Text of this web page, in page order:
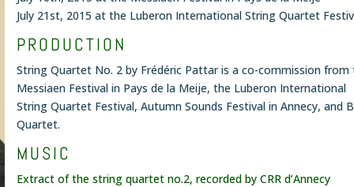
July 21st, 2015 at the Luberon International String Quartet
PRODUCTION
String Quartet No. 2 by Frédéric Pattar is a co-commission from
Messiaen Festival in Pays de la Meije, the Luberon International
String Quartet Festival, Autumn Sounds Festival in Annecy, and
Quartet.
MUSIC
Extract of the string quartet no.2, recorded by CRR d’Annecy